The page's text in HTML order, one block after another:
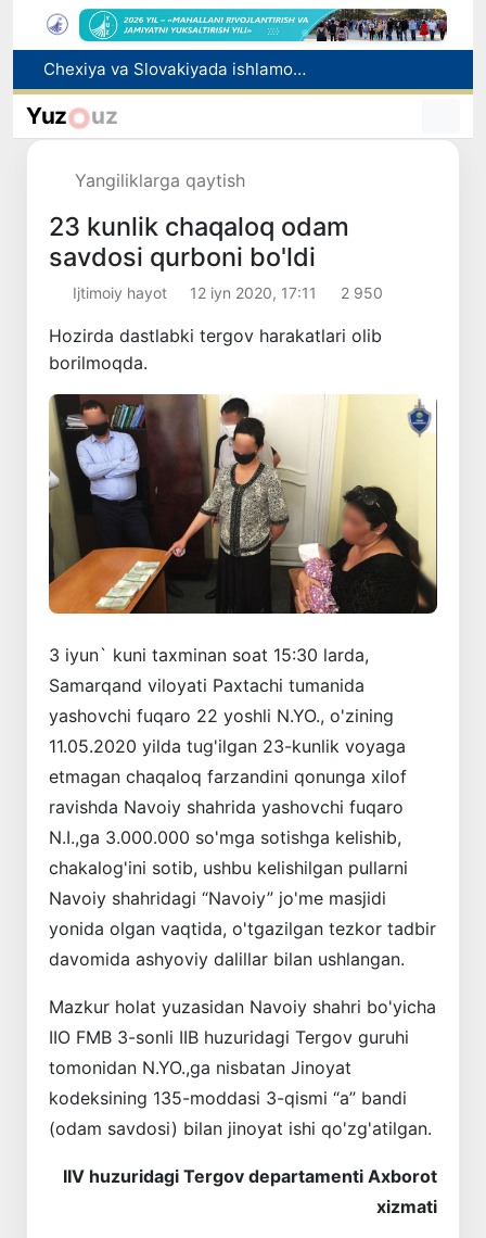
Bolaning familiyasiga otasining ismini berishga ruxsat beriladi
Behruz Karimov faoliyatini Shveytsariyaning «Lugano» klubida davom ettiradi
Yuz uz
Yangiliklarga qaytish
23 kunlik chaqaloq odam
savdosi qurboni bo'ldi
Ijtimoiy hayot 12 iyn 2020, 17:11 2 950
Hozirda dastlabki tergov harakatlari olib
borilmoqda.
3 iyun` kuni taxminan soat 15:30 larda,
Samarqand viloyati Paxtachi tumanida
yashovchi fuqaro 22 yoshli N.YO., o'zining
11.05.2020 yilda tug'ilgan 23-kunlik voyaga
etmagan chaqaloq farzandini qonunga xilof
ravishda Navoiy shahrida yashovchi fuqaro
N.I.,ga 3.000.000 so'mga sotishga kelishib,
chakalog'ini sotib, ushbu kelishilgan pullarni
Navoiy shahridagi “Navoiy” jo'me masjidi
yonida olgan vaqtida, o'tgazilgan tezkor tadbir
davomida ashyoviy dalillar bilan ushlangan.
Mazkur holat yuzasidan Navoiy shahri bo'yicha
IIO FMB 3-sonli IIB huzuridagi Tergov guruhi
tomonidan N.YO.,ga nisbatan Jinoyat
kodeksining 135-moddasi 3-qismi “a” bandi
(odam savdosi) bilan jinoyat ishi qo'zg'atilgan.
IIV huzuridagi Tergov departamenti Axborot
xizmati